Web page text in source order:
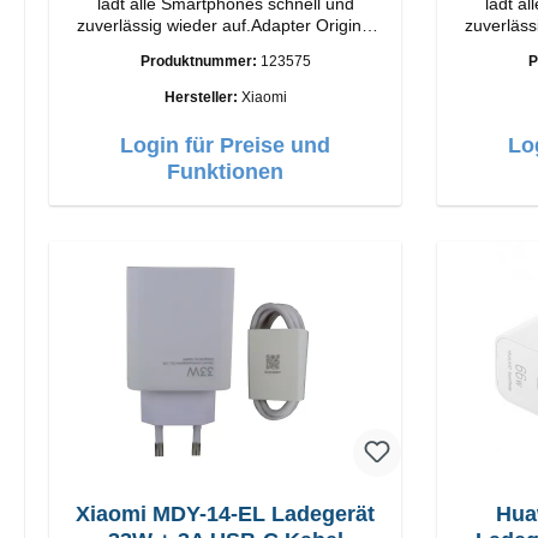
zuverlässig wieder auf.Adapter Original
Anschlüsse: USB-A Output: 67W Farbe:
Produktnummer: 123575
Hersteller: Xiaomi
Login für Preise und
Funktionen
Anschlüsse:
Xiaomi MDY-14-EL Ladegerät